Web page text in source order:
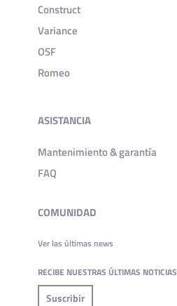
Construct
Variance
OSF
Romeo
ASISTANCIA
Mantenimiento & garantía
FAQ
COMUNIDAD
Ver las últimas news
RECIBE NUESTRAS ÚLTIMAS NOTICIAS
Suscribir